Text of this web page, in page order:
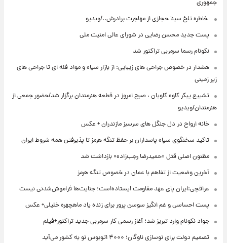
جمهوری
⁨ خاطره تلخ سینا حجازی از مهاجرت برادرش../ویدیو
پست جدید محسن رضایی در شورای عالی امنیت ملی
نکونام رسما سرمربی تراکتور شد
هشدار در خصوص جراحی های زیبایی: از بازار سیاه و مواد فله ای تا جراحی های
زیر زمینی
تشییع پیکر کاوه کاویان ، صبح امروز در قطعه هنرمندان برگزار شد/حضور جمعی از
هنرمندان/ویدیو
خانه ارواح در دل جنگل های سرسبز مازندران + عکس
تاکید سخنگوی سپاه پاسداران بر حفظ تنگه هرمز تا پذیرفتن همه شروط ایران
مظنون اصلی قتل «حمیدرضا رجب‌زاده» بازداشت شد
آخرین وضعیت از تفاهم با عمان در خصوص تنگه هرمز
عراقچی:ایران پای عهد مقاومت ایستاده‌است؛ جنایت‌ها فراموش‌شدنی نیست
پست احساسی و غم انگیز سوسن پرور برای زنده یاد ماهچهره خلیلی+ عکس
جواد نکونام وارد تبریز شد؛ آغاز رسمی کار سرمربی جدید تراکتور+فیلم
تصمیم دولت برای نوسازی ناوگان؛ ۴۰۰۰ اتوبوس نو به کشور می‌آید